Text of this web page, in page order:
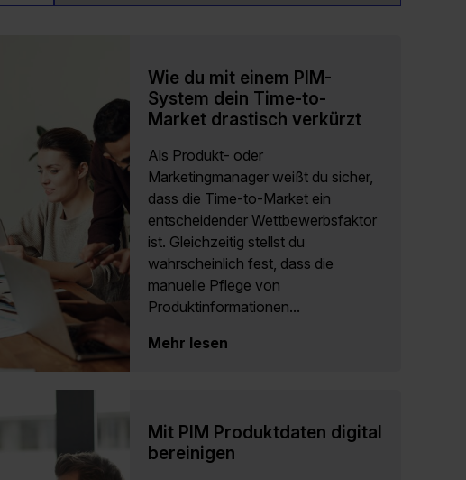
Wie du mit einem PIM-
System dein Time-to-
Market drastisch verkürzt
Als Produkt- oder
Marketingmanager weißt du sicher,
dass die Time-to-Market ein
entscheidender Wettbewerbsfaktor
ist. Gleichzeitig stellst du
wahrscheinlich fest, dass die
manuelle Pflege von
Produktinformationen...
Mehr lesen
Mit PIM Produktdaten digital
bereinigen